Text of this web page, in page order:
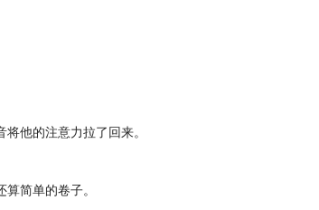
他的注意力拉了回来。
简单的卷子。